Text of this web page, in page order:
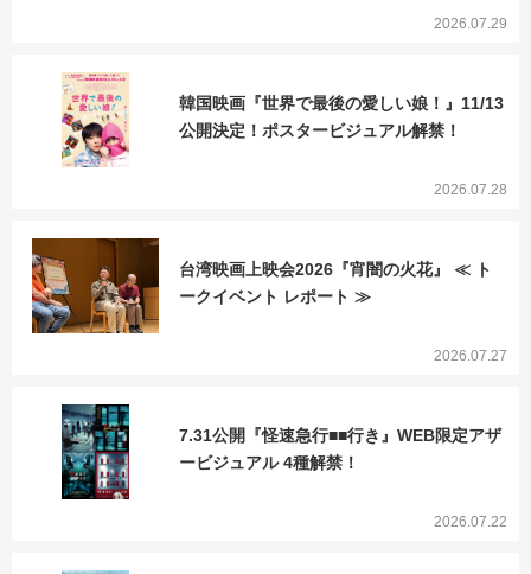
2026.07.29
韓国映画『世界で最後の愛しい娘！』11/13
公開決定！ポスタービジュアル解禁！
2026.07.28
台湾映画上映会2026『宵闇の火花』 ≪ ト
ークイベント レポート ≫
2026.07.27
7.31公開『怪速急行■■行き』WEB限定アザ
ービジュアル 4種解禁！
2026.07.22